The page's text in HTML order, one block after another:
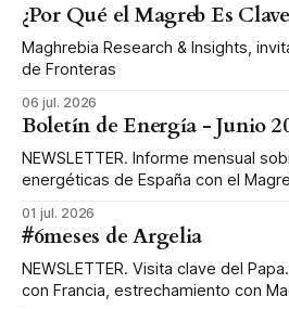
¿Por Qué el Magreb Es
Maghrebia Research & Insights,
de Fronteras
06 jul. 2026
Boletín de Energía - Junio
NEWSLETTER. Informe mensual
energéticas de España con el
01 jul. 2026
#6meses de Argelia
NEWSLETTER. Visita clave del
con Francia, estrechamiento con